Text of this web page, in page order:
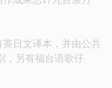
日文译本，并由公共
，另有福台语歌仔